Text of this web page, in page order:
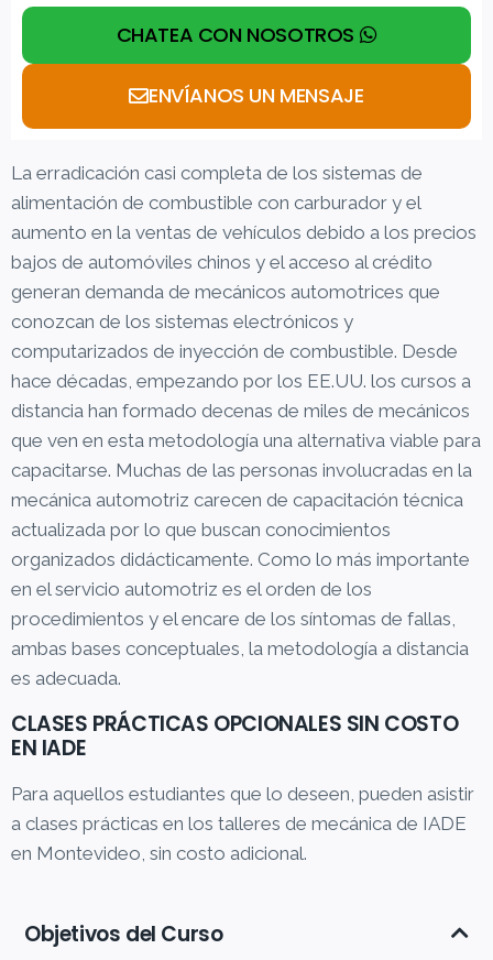
La erradicación casi completa de los sistemas de
alimentación de combustible con carburador y el
aumento en la ventas de vehículos debido a los precios
bajos de automóviles chinos y el acceso al crédito
generan demanda de mecánicos automotrices que
conozcan de los sistemas electrónicos y
computarizados de inyección de combustible. Desde
hace décadas, empezando por los EE.UU. los cursos a
distancia han formado decenas de miles de mecánicos
que ven en esta metodología una alternativa viable para
capacitarse. Muchas de las personas involucradas en la
mecánica automotriz carecen de capacitación técnica
actualizada por lo que buscan conocimientos
organizados didácticamente. Como lo más importante
en el servicio automotriz es el orden de los
procedimientos y el encare de los síntomas de fallas,
ambas bases conceptuales, la metodología a distancia
es adecuada.
CLASES PRÁCTICAS OPCIONALES SIN COSTO
EN IADE
Para aquellos estudiantes que lo deseen, pueden asistir
a clases prácticas en los talleres de mecánica de IADE
en Montevideo, sin costo adicional.
Objetivos del Curso
CHATEA CON NOSOTROS
ENVÍANOS UN MENSAJE